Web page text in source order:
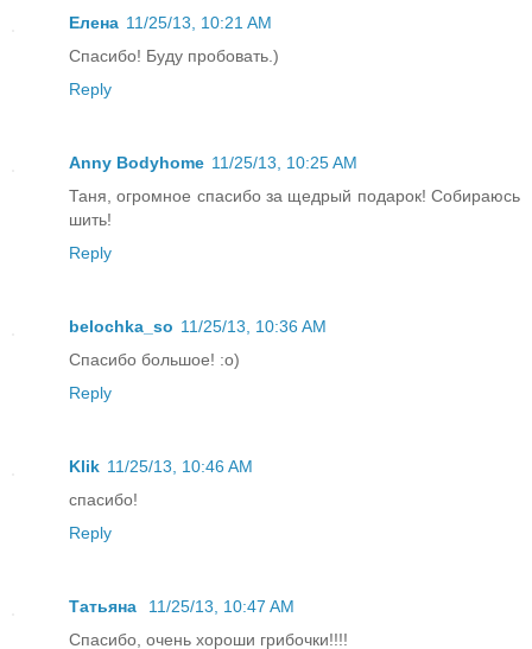
Елена 11/25/13, 10:21 AM
Спасибо! Буду пробовать.)
Reply
Anny Bodyhome 11/25/13, 10:25 AM
Таня, огромное спасибо за щедрый подарок! Собираюсь
шить!
Reply
belochka_so 11/25/13, 10:36 AM
Спасибо большое! :о)
Reply
Klik 11/25/13, 10:46 AM
спасибо!
Reply
Татьяна
11/25/13, 10:47 AM
Спасибо, очень хороши грибочки!!!!